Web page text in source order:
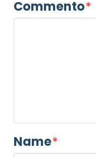
Commento*
Name*